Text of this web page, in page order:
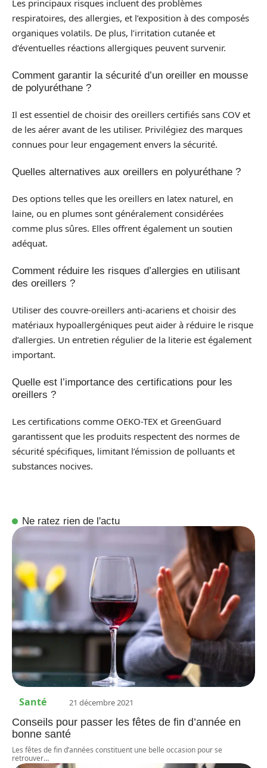
Les principaux risques incluent des problèmes
respiratoires, des allergies, et l’exposition à des composés
organiques volatils. De plus, l’irritation cutanée et
d’éventuelles réactions allergiques peuvent survenir.
Comment garantir la sécurité d’un oreiller en mousse
de polyuréthane ?
Il est essentiel de choisir des oreillers certifiés sans COV et
de les aérer avant de les utiliser. Privilégiez des marques
connues pour leur engagement envers la sécurité.
Quelles alternatives aux oreillers en polyuréthane ?
Des options telles que les oreillers en latex naturel, en
laine, ou en plumes sont généralement considérées
comme plus sûres. Elles offrent également un soutien
adéquat.
Comment réduire les risques d’allergies en utilisant
des oreillers ?
Utiliser des couvre-oreillers anti-acariens et choisir des
matériaux hypoallergéniques peut aider à réduire le risque
d’allergies. Un entretien régulier de la literie est également
important.
Quelle est l’importance des certifications pour les
oreillers ?
Les certifications comme OEKO-TEX et GreenGuard
garantissent que les produits respectent des normes de
sécurité spécifiques, limitant l’émission de polluants et
substances nocives.
Ne ratez rien de l'actu
Santé 21 décembre 2021
Conseils pour passer les fêtes de fin d’année en
bonne santé
Les fêtes de fin d’années constituent une belle occasion pour se
retrouver…